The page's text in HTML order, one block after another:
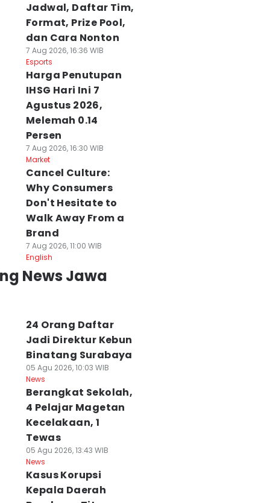
Jadwal, Daftar Tim,
Format, Prize Pool,
dan Cara Nonton
7 Aug 2026, 16:36 WIB
Esports
Harga Penutupan
IHSG Hari Ini 7
Agustus 2026,
Melemah 0.14
Persen
7 Aug 2026, 16:30 WIB
Market
Cancel Culture:
Why Consumers
Don't Hesitate to
Walk Away From a
Brand
7 Aug 2026, 11:00 WIB
English
News Jawa
24 Orang Daftar
Jadi Direktur Kebun
Binatang Surabaya
05 Agu 2026, 10:03 WIB
News
Berangkat Sekolah,
4 Pelajar Magetan
Kecelakaan, 1
Tewas
05 Agu 2026, 13:43 WIB
News
Kasus Korupsi
Kepala Daerah